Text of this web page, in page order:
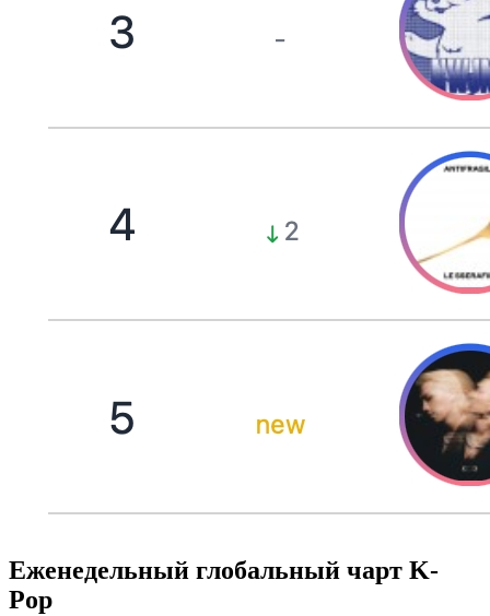
Еженедельный глобальный чарт K-
Pop